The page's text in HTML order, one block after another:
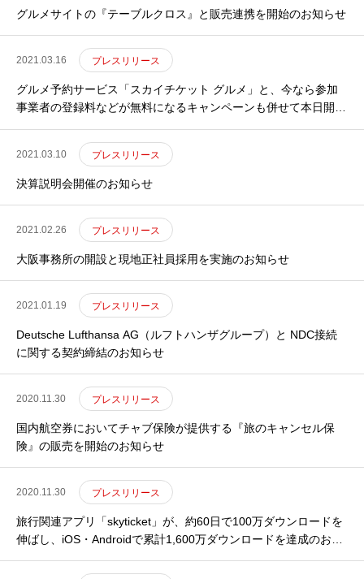
グルメサイトの『テーブルクロス』と販売連携を開始のお知らせ
2021.03.16 プレスリリース
グルメ予約サービス「スカイチケット グルメ」と、今なら参加
事業者の登録料などが無料になるキャンペーンも併せて本日開始
2021.03.10 プレスリリース
決算説明会開催のお知らせ
2021.02.26 プレスリリース
大阪事務所の開設と現地正社員採用を実施のお知らせ
2021.01.19 プレスリリース
Deutsche Lufthansa AG（ルフトハンザグループ）と NDC接続
に関する契約締結のお知らせ
2020.11.30 プレスリリース
国内航空券においてチャブ保険が提供する『旅のキャンセル保
険』の販売を開始のお知らせ
2020.11.30 プレスリリース
旅行関連アプリ「skyticket」が、約60日で100万ダウンロードを
伸ばし、iOS・Androidで累計1,600万ダウンロードを達成のお知